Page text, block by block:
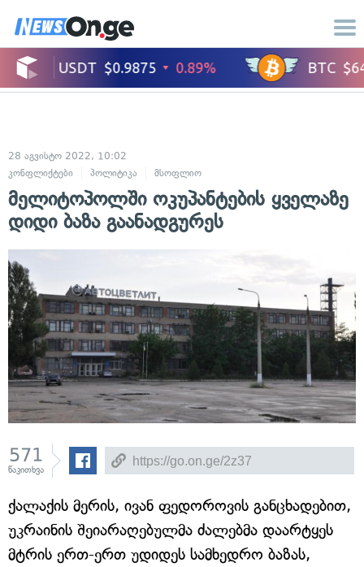
28 აგვისტო 2022, 10:02
კონფლიქტები
პოლიტიკა მსოფლიო
მელიტოპოლში ოკუპანტების ყველაზე
დიდი ბაზა გაანადგურეს
571
წაკითხვა
ქალაქის მერის, ივან ფედოროვის განცხადებით,
უკრაინის შეიარაღებულმა ძალებმა დაარტყეს
მტრის ერთ-ერთ უდიდეს სამხედრო ბაზას,